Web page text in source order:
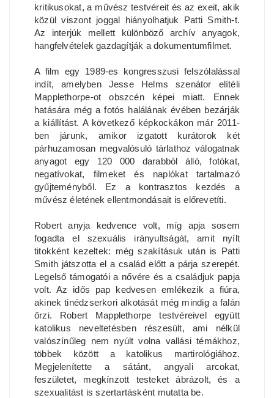
kritikusokat, a művész testvéreit és az exeit, akik
közül viszont joggal hiányolhatjuk Patti Smith-t.
Az interjúk mellett különböző archív anyagok,
hangfelvételek gazdagítják a dokumentumfilmet.
A film egy 1989-es kongresszusi felszólalással
indít, amelyben Jesse Helms szenátor elítéli
Mapplethorpe-ot obszcén képei miatt. Ennek
hatására még a fotós halálának évében bezárják
a kiállítást. A következő képkockákon már 2011-
ben járunk, amikor izgatott kurátorok két
párhuzamosan megvalósuló tárlathoz válogatnak
anyagot egy 120 000 darabból álló, fotókat,
negatívokat, filmeket és naplókat tartalmazó
gyűjteményből. Ez a kontrasztos kezdés a
művész életének ellentmondásait is előrevetíti.
Robert anyja kedvence volt, míg apja sosem
fogadta el szexuális irányultságát, amit nyílt
titokként kezeltek: még szakításuk után is Patti
Smith játszotta el a család előtt a párja szerepét.
Legelső támogatói a nővére és a családjuk papja
volt. Az idős pap kedvesen emlékezik a fiúra,
akinek tinédzserkori alkotását még mindig a falán
őrzi. Robert Mapplethorpe testvéreivel együtt
katolikus neveltetésben részesült, ami nélkül
valószínűleg nem nyúlt volna vallási témákhoz,
többek között a katolikus martirológiához.
Megjelenítette a sátánt, angyali arcokat,
feszületet, megkínzott testeket ábrázolt, és a
szexualitást is szertartásként mutatta be.